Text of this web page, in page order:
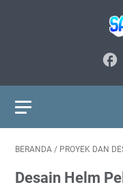
BERANDA / PROYEK DAN
Desain Helm